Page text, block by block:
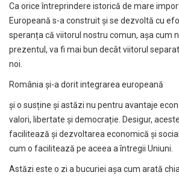
Ca orice întreprindere istorică de mare
Europeană s-a construit și se dezvoltă cu
speranța că viitorul nostru comun, așa cum
prezentul, va fi mai bun decât viitorul
noi.
România și-a dorit integrarea europeană
și o susține și astăzi nu pentru avantaje
valori, libertate și democrație. Desigur,
facilitează și dezvoltarea economică și
cum o facilitează pe aceea a întregii Uniuni.
Astăzi este o zi a bucuriei așa cum arată